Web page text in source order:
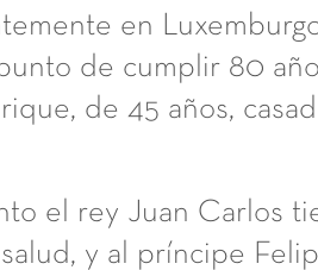
en
de cumplir 80
de 45 años,
el rey Juan Carlos
y al príncipe